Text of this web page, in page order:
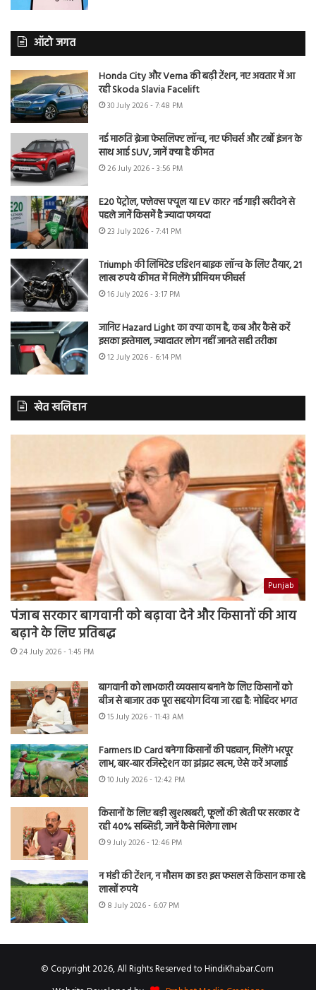
ऑटो जगत
Honda City और Verna की बढ़ी टेंशन, नए अवतार में आ
रही Skoda Slavia Facelift
30 July 2026 - 7:48 PM
नई मारुति ब्रेजा फेसलिफ्ट लॉन्च, नए फीचर्स और टर्बो इंजन के
साथ आई SUV, जानें क्या है कीमत
26 July 2026 - 3:56 PM
E20 पेट्रोल, फ्लेक्स फ्यूल या EV कार? नई गाड़ी खरीदने से
पहले जानें किसमें है ज्यादा फायदा
23 July 2026 - 7:41 PM
Triumph की लिमिटेड एडिशन बाइक लॉन्च के लिए तैयार, 21
लाख रुपये कीमत में मिलेंगे प्रीमियम फीचर्स
16 July 2026 - 3:17 PM
जानिए Hazard Light का क्या काम है, कब और कैसे करें
इसका इस्तेमाल, ज्यादातर लोग नहीं जानते सही तरीका
12 July 2026 - 6:14 PM
खेत खलिहान
Punjab
पंजाब सरकार बागवानी को बढ़ावा देने और किसानों की आय
बढ़ाने के लिए प्रतिबद्ध
24 July 2026 - 1:45 PM
बागवानी को लाभकारी व्यवसाय बनाने के लिए किसानों को
बीज से बाजार तक पूरा सहयोग दिया जा रहा है: मोहिंदर भगत
15 July 2026 - 11:43 AM
Farmers ID Card बनेगा किसानों की पहचान, मिलेंगे भरपूर
लाभ, बार-बार रजिस्ट्रेशन का झंझट खत्म, ऐसे करें अप्लाई
10 July 2026 - 12:42 PM
किसानों के लिए बड़ी खुशखबरी, फूलों की खेती पर सरकार दे
रही 40% सब्सिडी, जानें कैसे मिलेगा लाभ
9 July 2026 - 12:46 PM
न मंडी की टेंशन, न मौसम का डर! इस फसल से किसान कमा रहे
लाखों रुपये
8 July 2026 - 6:07 PM
© Copyright 2026, All Rights Reserved to HindiKhabar.Com